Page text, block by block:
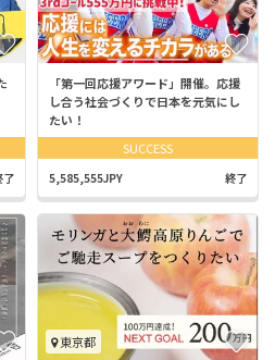
了
「第一回応援アワード」開催。応援
し合う社会づくりで日本を元気にし
たい！
SUCCESS
5,585,555JPY 終了
東京都